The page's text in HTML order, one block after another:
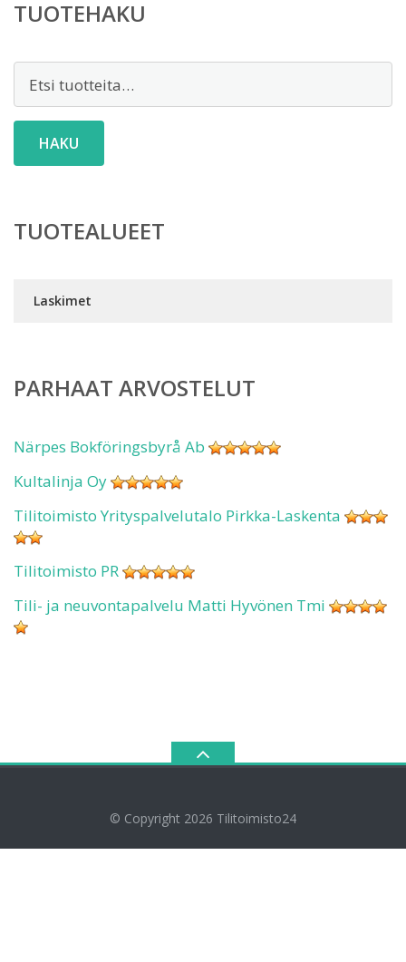
TUOTEHAKU
HAKU
TUOTEALUEET
Laskimet
PARHAAT ARVOSTELUT
Närpes Bokföringsbyrå Ab
Kultalinja Oy
Tilitoimisto Yrityspalvelutalo Pirkka-Laskenta
Tilitoimisto PR
Tili- ja neuvontapalvelu Matti Hyvönen Tmi
© Copyright 2026 Tilitoimisto24